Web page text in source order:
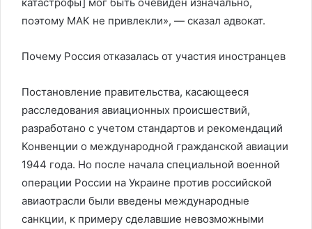
поэтому МАК не привлекли», — сказал адвокат.
Почему Россия отказалась от участия иностранцев
Постановление правительства, касающееся
расследования авиационных происшествий,
разработано с учетом стандартов и рекомендаций
Конвенции о международной гражданской авиации
1944 года. Но после начала специальной военной
операции России на Украине против российской
авиаотрасли были введены международные
санкции, к примеру сделавшие невозможными